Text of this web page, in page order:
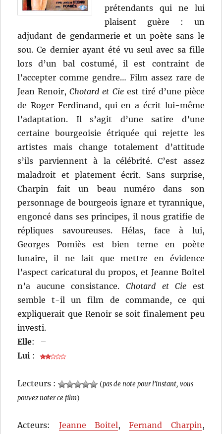
prétendants qui ne lui
plaisent guère : un
adjudant de gendarmerie et un poète sans le
sou. Ce dernier ayant été vu seul avec sa fille
lors d’un bal costumé, il est contraint de
l’accepter comme gendre… Film assez rare de
Jean Renoir,Chotard et Cieest tiré d’une pièce
de Roger Ferdinand, qui en a écrit lui-même
l’adaptation. Il s’agit d’une satire d’une
certaine bourgeoisie étriquée qui rejette les
artistes mais change totalement d’attitude
s’ils parviennent à la célébrité. C’est assez
maladroit et platement écrit. Sans surprise,
Charpin fait un beau numéro dans son
personnage de bourgeois ignare et tyrannique,
engoncé dans ses principes, il nous gratifie de
répliques savoureuses. Hélas, face à lui,
Georges Pomiès est bien terne en poète
lunaire, il ne fait que mettre en évidence
l’aspect caricatural du propos, et Jeanne Boitel
n’a aucune consistance. Chotard et Cie est
semble t-il un film de commande, ce qui
expliquerait que Renoir se soit finalement peu
investi.
Elle:
–
Lui :
Lecteurs : (pas de note pour l'instant, vous
pouvez noter ce film)
Acteurs: Jeanne Boitel,Fernand Charpin,